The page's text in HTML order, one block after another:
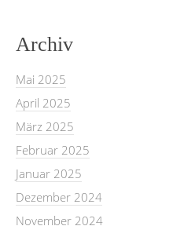
Archiv
Mai 2025
April 2025
März 2025
Februar 2025
Januar 2025
Dezember 2024
November 2024